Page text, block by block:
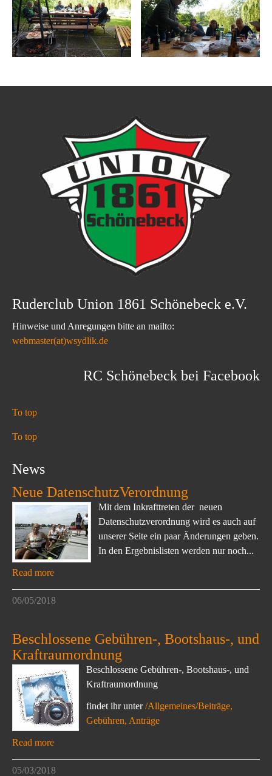
Ruderclub Union 1861 Schönebeck e.V.
Hinweise und Anregungen bitte an mailto:
webmaster(at)wsydlik.de
RC Schönebeck bei Facebook
To top
To top
News
Neue DatenschutzVerordnung
Mit dem Inkrafttreten der neuen
Datenschutzverordnung wird es auch auf
unserer Seite ein paar Änderungen geben.
In den Ergebnislisten werden nur noch...
Read more
06/05/2018
Beschlossene Gebühren-, Bootshaus-, und
Kraftraumordnung
Beschlossene Gebühren-, Bootshaus-, und
Kraftraumordnung
findet ihr unter/Allgemeines/Beiträge,
Gebühren, Anträge
Read more
05/03/2018